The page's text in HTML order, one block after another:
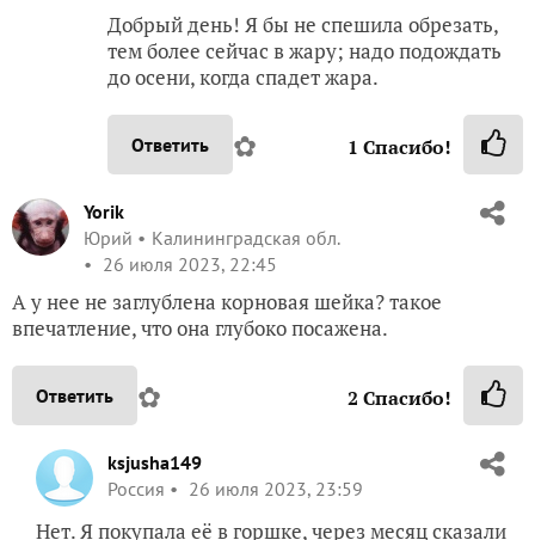
Добрый день! Я бы не спешила обрезать,
тем более сейчас в жару; надо подождать
до осени, когда спадет жара.
Ответить ✿ 1 Спасибо!
Yorik
Юрий
Калининградская обл.
26 июля 2023, 22:45
А у нее не заглублена корновая шейка? такое
впечатление, что она глубоко посажена.
Ответить ✿ 2 Спасибо!
ksjusha149
Россия
26 июля 2023, 23:59
Нет. Я покупала её в горшке, через месяц сказали